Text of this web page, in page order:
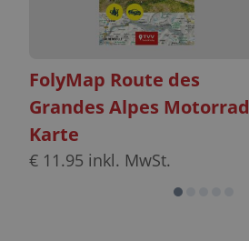
FolyMap Route des
Grandes Alpes Motorrad
Karte
€ 11.95 inkl. MwSt.